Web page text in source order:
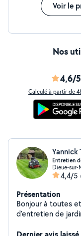
Voir le
Nos
4,6/5
Calculé à partir de
Yannick
Entretien
Dieue-sur-
4,4/5
Présentation
Bonjour à toutes et à tous,
d'entretien de
un message. Merci